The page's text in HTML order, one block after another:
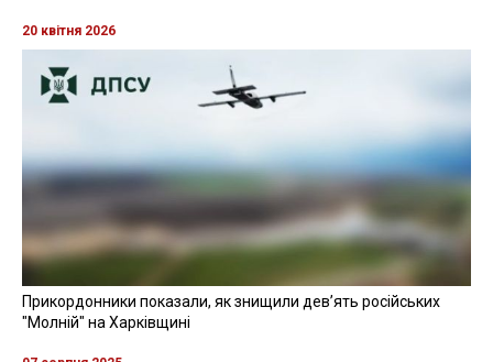
20 квітня 2026
Прикордонники показали, як знищили девʼять російських
"Молній" на Харківщині